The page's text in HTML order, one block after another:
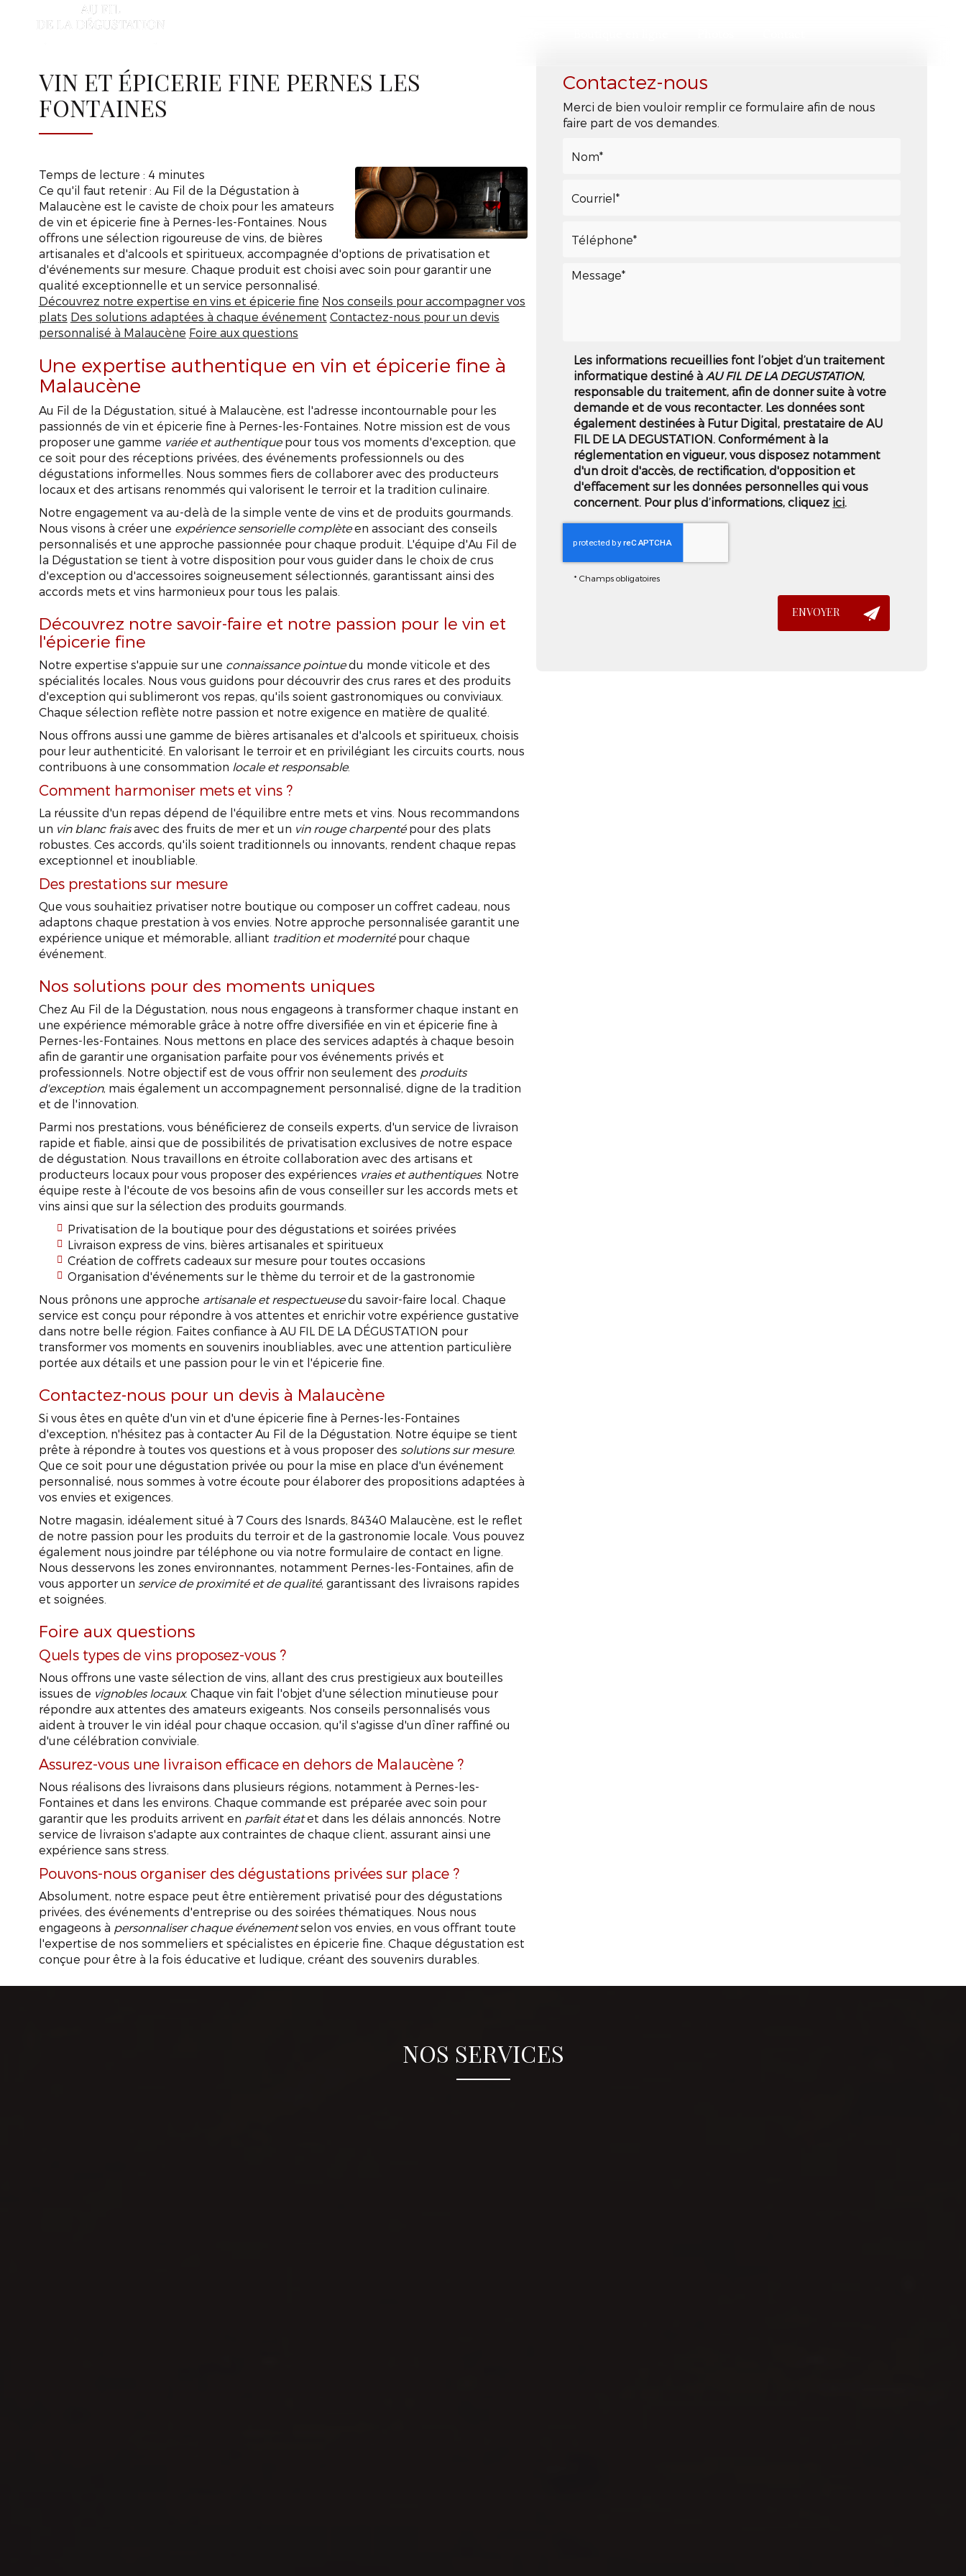
Vin et épicerie fine Pernes les Fontaines
VIN ET ÉPICERIE FINE PERNES LES
FONTAINES
Temps de lecture : 4 minutes
Ce qu'il faut retenir : Au Fil de la Dégustation à
Malaucène est le caviste de choix pour les amateurs
de vin et épicerie fine à Pernes-les-Fontaines. Nous
offrons une sélection rigoureuse de vins, de bières
artisanales et d'alcools et spiritueux, accompagnée d'options de privatisation et
d'événements sur mesure. Chaque produit est choisi avec soin pour garantir une
qualité exceptionnelle et un service personnalisé.
Découvrez notre expertise en vins et épicerie fine Nos conseils pour accompagner vos
plats Des solutions adaptées à chaque événement Contactez-nous pour un devis
personnalisé à Malaucène Foire aux questions
Une expertise authentique en vin et épicerie fine à
Malaucène
Au Fil de la Dégustation, situé à Malaucène, est l'adresse incontournable pour les
passionnés de vin et épicerie fine à Pernes-les-Fontaines. Notre mission est de vous
proposer une gamme variée et authentiquepour tous vos moments d'exception, que
ce soit pour des réceptions privées, des événements professionnels ou des
dégustations informelles. Nous sommes fiers de collaborer avec des producteurs
locaux et des artisans renommés qui valorisent le terroir et la tradition culinaire.
Notre engagement va au-delà de la simple vente de vins et de produits gourmands.
Nous visons à créer une expérience sensorielle complèteen associant des conseils
personnalisés et une approche passionnée pour chaque produit. L'équipe d'Au Fil de
la Dégustation se tient à votre disposition pour vous guider dans le choix de crus
d'exception ou d'accessoires soigneusement sélectionnés, garantissant ainsi des
accords mets et vins harmonieux pour tous les palais.
Découvrez notre savoir-faire et notre passion pour le vin et
l'épicerie fine
Notre expertise s'appuie sur une connaissance pointuedu monde viticole et des
spécialités locales. Nous vous guidons pour découvrir des crus rares et des produits
d'exception qui sublimeront vos repas, qu'ils soient gastronomiques ou conviviaux.
Chaque sélection reflète notre passion et notre exigence en matière de qualité.
Nous offrons aussi une gamme de bières artisanales et d'alcools et spiritueux, choisis
pour leur authenticité. En valorisant le terroir et en privilégiant les circuits courts, nous
contribuons à une consommation locale et responsable.
Comment harmoniser mets et vins ?
La réussite d'un repas dépend de l'équilibre entre mets et vins. Nous recommandons
un vin blanc fraisavec des fruits de mer et un vin rouge charpentépour des plats
robustes. Ces accords, qu'ils soient traditionnels ou innovants, rendent chaque repas
exceptionnel et inoubliable.
Des prestations sur mesure
Que vous souhaitiez privatiser notre boutique ou composer un coffret cadeau, nous
adaptons chaque prestation à vos envies. Notre approche personnalisée garantit une
expérience unique et mémorable, alliant tradition et modernitépour chaque
événement.
Nos solutions pour des moments uniques
Chez Au Fil de la Dégustation, nous nous engageons à transformer chaque instant en
une expérience mémorable grâce à notre offre diversifiée en vin et épicerie fine à
Pernes-les-Fontaines. Nous mettons en place des services adaptés à chaque besoin
afin de garantir une organisation parfaite pour vos événements privés et
professionnels. Notre objectif est de vous offrir non seulement des produits
d'exception, mais également un accompagnement personnalisé, digne de la tradition
et de l'innovation.
Parmi nos prestations, vous bénéficierez de conseils experts, d'un service de livraison
rapide et fiable, ainsi que de possibilités de privatisation exclusives de notre espace
de dégustation. Nous travaillons en étroite collaboration avec des artisans et
producteurs locaux pour vous proposer des expériences vraies et authentiques. Notre
équipe reste à l'écoute de vos besoins afin de vous conseiller sur les accords mets et
vins ainsi que sur la sélection des produits gourmands.
Privatisation de la boutique pour des dégustations et soirées privées
Livraison express de vins, bières artisanales et spiritueux
Création de coffrets cadeaux sur mesure pour toutes occasions
Organisation d'événements sur le thème du terroir et de la gastronomie
Nous prônons une approche artisanale et respectueusedu savoir-faire local. Chaque
service est conçu pour répondre à vos attentes et enrichir votre expérience gustative
dans notre belle région. Faites confiance à AU FIL DE LA DÉGUSTATION pour
transformer vos moments en souvenirs inoubliables, avec une attention particulière
portée aux détails et une passion pour le vin et l'épicerie fine.
Contactez-nous pour un devis à Malaucène
Si vous êtes en quête d'un vin et d'une épicerie fine à Pernes-les-Fontaines
d'exception, n'hésitez pas à contacter Au Fil de la Dégustation. Notre équipe se tient
prête à répondre à toutes vos questions et à vous proposer des solutions sur mesure.
Que ce soit pour une dégustation privée ou pour la mise en place d'un événement
personnalisé, nous sommes à votre écoute pour élaborer des propositions adaptées à
vos envies et exigences.
Notre magasin, idéalement situé à 7 Cours des Isnards, 84340 Malaucène, est le reflet
de notre passion pour les produits du terroir et de la gastronomie locale. Vous pouvez
également nous joindre par téléphone ou via notre formulaire de contact en ligne.
Nous desservons les zones environnantes, notamment Pernes-les-Fontaines, afin de
vous apporter un service de proximité et de qualité, garantissant des livraisons rapides
et soignées.
Foire aux questions
Quels types de vins proposez-vous ?
Nous offrons une vaste sélection de vins, allant des crus prestigieux aux bouteilles
issues de vignobles locaux. Chaque vin fait l'objet d'une sélection minutieuse pour
répondre aux attentes des amateurs exigeants. Nos conseils personnalisés vous
aident à trouver le vin idéal pour chaque occasion, qu'il s'agisse d'un dîner raffiné ou
d'une célébration conviviale.
Assurez-vous une livraison efficace en dehors de Malaucène ?
Nous réalisons des livraisons dans plusieurs régions, notamment à Pernes-les-
Fontaines et dans les environs. Chaque commande est préparée avec soin pour
garantir que les produits arrivent en parfait étatet dans les délais annoncés. Notre
service de livraison s'adapte aux contraintes de chaque client, assurant ainsi une
expérience sans stress.
Pouvons-nous organiser des dégustations privées sur place ?
Absolument, notre espace peut être entièrement privatisé pour des dégustations
privées, des événements d'entreprise ou des soirées thématiques. Nous nous
engageons à personnaliser chaque événementselon vos envies, en vous offrant toute
l'expertise de nos sommeliers et spécialistes en épicerie fine. Chaque dégustation est
conçue pour être à la fois éducative et ludique, créant des souvenirs durables.
Contactez-nous
Merci de bien vouloir remplir ce formulaire afin de nous
faire part de vos demandes.
Les informations recueillies font l’objet d’un traitement
informatique destiné à AU FIL DE LA DEGUSTATION,
responsable du traitement, afin de donner suite à votre
demande et de vous recontacter. Les données sont
également destinées à Futur Digital, prestataire de AU
FIL DE LA DEGUSTATION. Conformément à la
réglementation en vigueur, vous disposez notamment
d'un droit d'accès, de rectification, d'opposition et
d'effacement sur les données personnelles qui vous
concernent. Pour plus d’informations, cliquez ici.
*Champs obligatoires
NOS SERVICES